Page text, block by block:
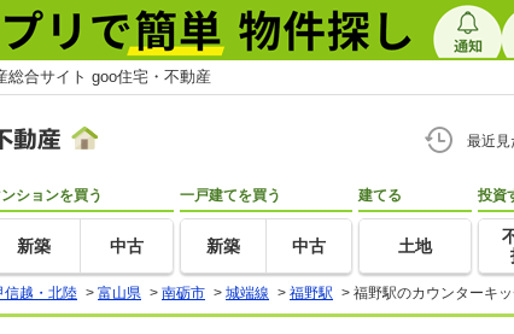
総合サイト goo住宅・不動産
最近見
ションを買う
新築 中古
一戸建てを買う
新築 中古
建てる
土地
投資
信越・北陸 > 富山県 > 南砺市 > 城端線 > 福野駅 > 福野駅のカウンターキ